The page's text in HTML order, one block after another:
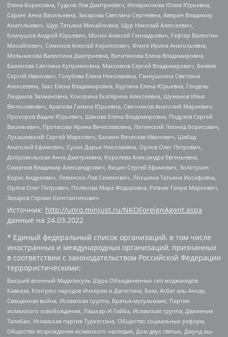
Елена Борисовна, Гудков Лев Дмитриевич, Илларионова Юлия Юрьевна,
Саранг Анна Васильевна, Захарова Светлана Сергеевна, Аверин Владимир
Анатольевич, Щур Татьяна Михайловна, Щур Николай Алексеевич,
Блинушов Андрей Юрьевич, Мосин Алексей Геннадьевич, Гефтер Валентин
Михайлович, Симонов Алексей Кириллович, Флиге Ирина Анатольевна,
Мельникова Валентина Дмитриевна, Вититинова Елена Владимировна,
Баженова Светлана Куприяновна, Максимов Сергей Владимирович, Беляев
Сергей Иванович, Голубева Елена Николаевна, Ганнушкина Светлана
Алексеевна, Закс Елена Владимировна, Буртина Елена Юрьевна, Гендель
Людмила Залмановна, Кокорина Екатерина Алексеевна, Шуманов Илья
Вячеславович, Арапова Галина Юрьевна, Свечников Анатолий Мариевич,
Прохоров Вадим Юрьевич, Шахова Елена Владимировна, Подузов Сергей
Васильевич, Протасова Ирина Вячеславовна, Литинский Леонид Борисович,
Лукашевский Сергей Маркович, Бахмин Вячеслав Иванович, Шабад
Анатолий Ефимович, Сухих Дарья Николаевна, Орлов Олег Петрович,
Добровольская Анна Дмитриевна, Королева Александра Евгеньевна,
Смирнов Владимир Александрович, Вицин Сергей Ефимович, Золотухин
Борис Андреевич, Левинсон Лев Семенович, Локшина Татьяна Иосифовна,
Орлов Олег Петрович, Полякова Мара Федоровна, Резник Генри Маркович,
Захаров Герман Константинович
Источник: http://unro.minjust.ru/NKOForeignAgent.aspx
данные на 24.03.2022
* Единый федеральный список организаций, в том числе
иностранных и международных организаций, признанных
в соответствии с законодательством Российской Федерации
террористическими:
Высший военный Маджлисуль Шура Объединенных сил моджахедов
Кавказа, Конгресс народов Ичкерии и Дагестана, База, Асбат аль-Ансар,
Священная война, Исламская группа, Братья-мусульмане, Партия
исламского освобождения, Лашкар-И-Тайба, Исламская группа, Движение
Талибан, Исламская партия Туркестана, Общество социальных реформ,
Общество возрождения исламского наследия, Дом двух святых, Джунд аш-